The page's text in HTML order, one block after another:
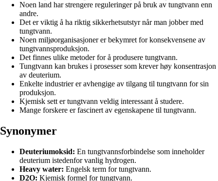
Noen land har strengere reguleringer på bruk av tungtvann enn
andre.
Det er viktig å ha riktig sikkerhetsutstyr når man jobber med
tungtvann.
Noen miljøorganisasjoner er bekymret for konsekvensene av
tungtvannsproduksjon.
Det finnes ulike metoder for å produsere tungtvann.
Tungtvann kan brukes i prosesser som krever høy konsentrasjon
av deuterium.
Enkelte industrier er avhengige av tilgang til tungtvann for sin
produksjon.
Kjemisk sett er tungtvann veldig interessant å studere.
Mange forskere er fascinert av egenskapene til tungtvann.
Synonymer
Deuteriumoksid: En tungtvannsforbindelse som inneholder
deuterium istedenfor vanlig hydrogen.
Heavy water: Engelsk term for tungtvann.
D2O: Kjemisk formel for tungtvann.